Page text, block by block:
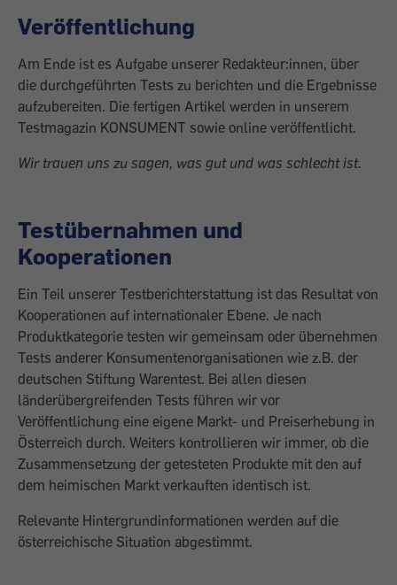
Veröffentlichung
Am Ende ist es Aufgabe unserer Redakteur:innen, über
die durchgeführten Tests zu berichten und die Ergebnisse
aufzubereiten. Die fertigen Artikel werden in unserem
Testmagazin KONSUMENT sowie online veröffentlicht.
Wir trauen uns zu sagen, was gut und was schlecht ist.
Testübernahmen und
Kooperationen
Ein Teil unserer Testberichterstattung ist das Resultat von
Kooperationen auf internationaler Ebene. Je nach
Produktkategorie testen wir gemeinsam oder übernehmen
Tests anderer Konsumentenorganisationen wie z.B. der
deutschen Stiftung Warentest. Bei allen diesen
länderübergreifenden Tests führen wir vor
Veröffentlichung eine eigene Markt- und Preiserhebung in
Österreich durch. Weiters kontrollieren wir immer, ob die
Zusammensetzung der getesteten Produkte mit den auf
dem heimischen Markt verkauften identisch ist.
Relevante Hintergrundinformationen werden auf die
österreichische Situation abgestimmt.